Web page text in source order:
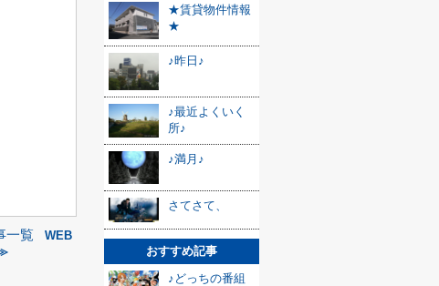
一覧
WEB
★賃貸物件情報
★
♪昨日♪
♪最近よくいく
所♪
♪満月♪
さてさて、
おすすめ記事
♪どっちの番組